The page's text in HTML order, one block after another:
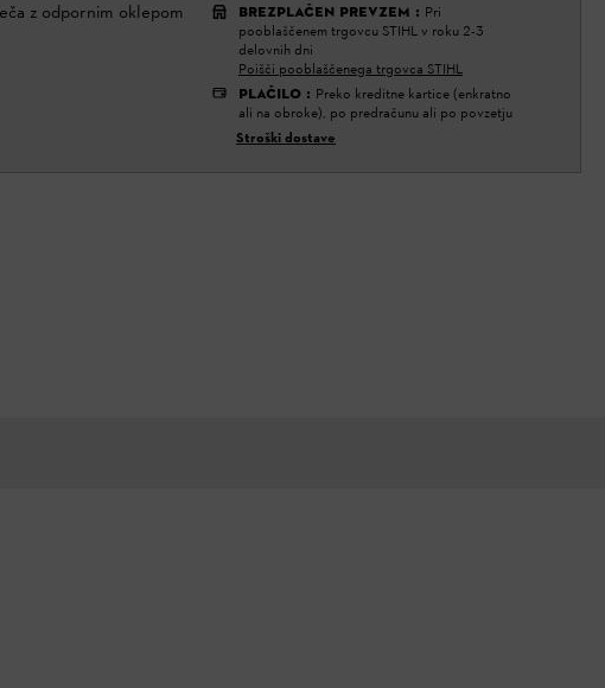
z odpornim oklepom
BREZPLAČEN PREVZEM : Pri
pooblaščenem trgovcu STIHL v roku 2-3
delovnih dni
Poišči pooblaščenega trgovca STIHL
PLAČILO : Preko kreditne kartice (enkratno
ali na obroke), po predračunu ali po povzetju
Stroški dostave